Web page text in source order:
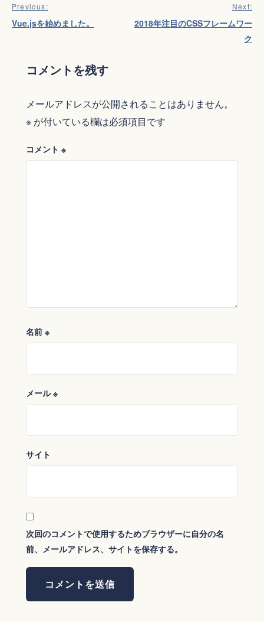
投
稿
Previous:
Vue.jsを始めました。
Next:
2018年注目のCSSフレームワー
ク
コメントを残す
メールアドレスが公開されることはありません。
※ が付いている欄は必須項目です
コメント ※
名前 ※
メール※
サイト
次回のコメントで使用するためブラウザーに自分の名
前、メールアドレス、サイトを保存する。